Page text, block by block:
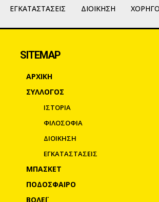
ΕΓΚΑΤΑΣΤΑΣΕΙΣ ΔΙΟΙΚΗΣΗ
SITEMAP
ΑΡΧΙΚΗ
ΣΥΛΛΟΓΟΣ
ΙΣΤΟΡΙΑ
ΦΙΛΟΣΟΦΙΑ
ΔΙΟΙΚΗΣΗ
ΕΓΚΑΤΑΣΤΑΣΕΙΣ
ΜΠΑΣΚΕΤ
ΠΟΔΟΣΦΑΙΡΟ
ΒΟΛΕΪ